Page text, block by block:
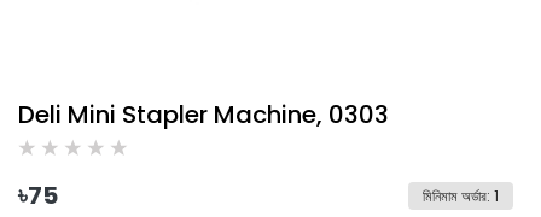
Deli Mini Stapler Machine, 0303
৳75 মিনিমাম অর্ডার: 1